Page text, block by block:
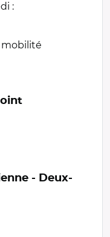
:
mobilité
- Deux-